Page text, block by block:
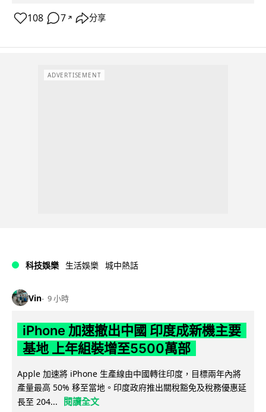
108 7 ↗ 分享
ADVERTISEMENT
科技娛樂 生活娛樂 城中熱話
Vin 9 小時
iPhone 加速撤出中國 印度成新機主要
基地 上年組裝增至5500萬部
Apple 加速將 iPhone 生產線由中國轉往印度，目標兩年內將
產量最高 50% 移至當地。印度政府推出關稅豁免及稅務優惠延
長至 204...
閱讀全文